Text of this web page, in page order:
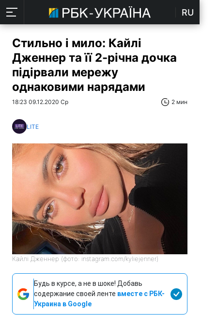
RU
Стильно і мило: Кайлі
Дженнер та її 2-річна дочка
підірвали мережу
однаковими нарядами
18:23 09.12.2020 Ср 2 мин
LITE
Кайлі Дженнер (фото: instagram.com/kyliejenner)
Будь в курсе, а не в шоке! Добавь
содержание своей ленте вместе с РБК-
Украина в Google